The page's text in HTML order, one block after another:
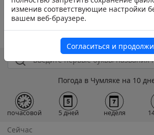
Погода в Чумляке на 10
почасовой 5 дней неделя
Сейчас
изменив соответствующие настройки
вашем веб-браузере.
Согласиться и